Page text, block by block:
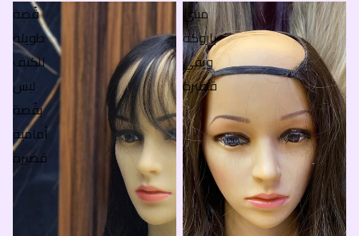
قُصة
طويلة
للكتف
ليس
بقُصة
أمامية
قصيرة
ميني
باروكة
ويفي
قصيرة